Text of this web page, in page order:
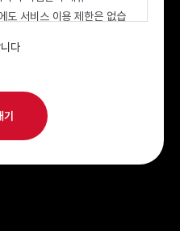
도 서비스 이용 제한은 없습
.
및 광고성 정보 제공 및 참
대한 통계를 목적으로 개인
시에는 사전 동의를 구할 것
다